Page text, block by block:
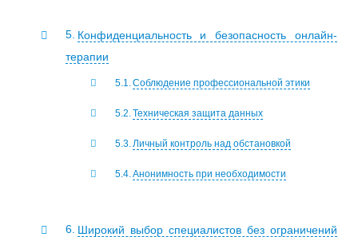
Конфиденциальность и безопасность онлайн-
терапии
Соблюдение профессиональной этики
Техническая защита данных
Личный контроль над обстановкой
Анонимность при необходимости
Широкий выбор специалистов без ограничений